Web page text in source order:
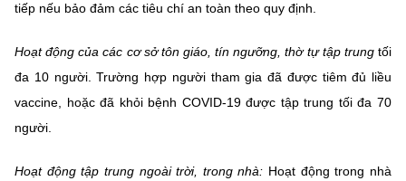
tiếp nếu bảo đảm các tiêu chí an toàn theo quy định.
Hoạt động của các cơ sở tôn giáo, tín ngưỡng, thờ tự tập trungtối
đa 10 người. Trường hợp người tham gia đã được tiêm đủ liều
vaccine, hoặc đã khỏi bệnh COVID-19 được tập trung tối đa 70
người.
Hoạt động tập trung ngoài trời, trong nhà: Hoạt động trong nhà